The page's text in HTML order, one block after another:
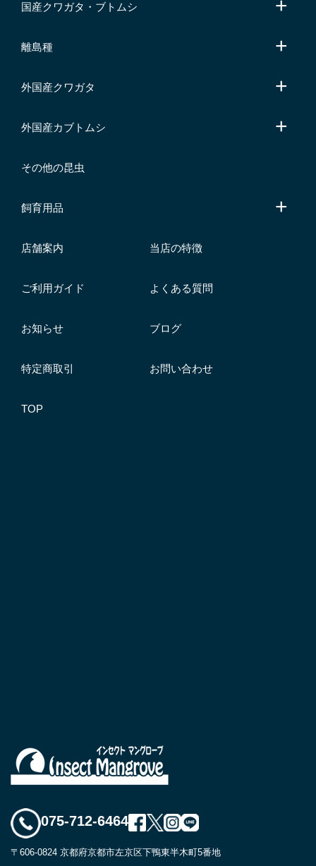
国産クワガタ・ブトムシ
離島種
外国産クワガタ
外国産カブトムシ
その他の昆虫
飼育用品
店舗案内 当店の特徴
ご利用ガイド よくある質問
お知らせ ブログ
特定商取引 お問い合わせ
TOP
075-712-6464
〒606-0824 京都府京都市左京区下鴨東半木町5番地